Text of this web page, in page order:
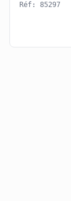
Réf: 85297